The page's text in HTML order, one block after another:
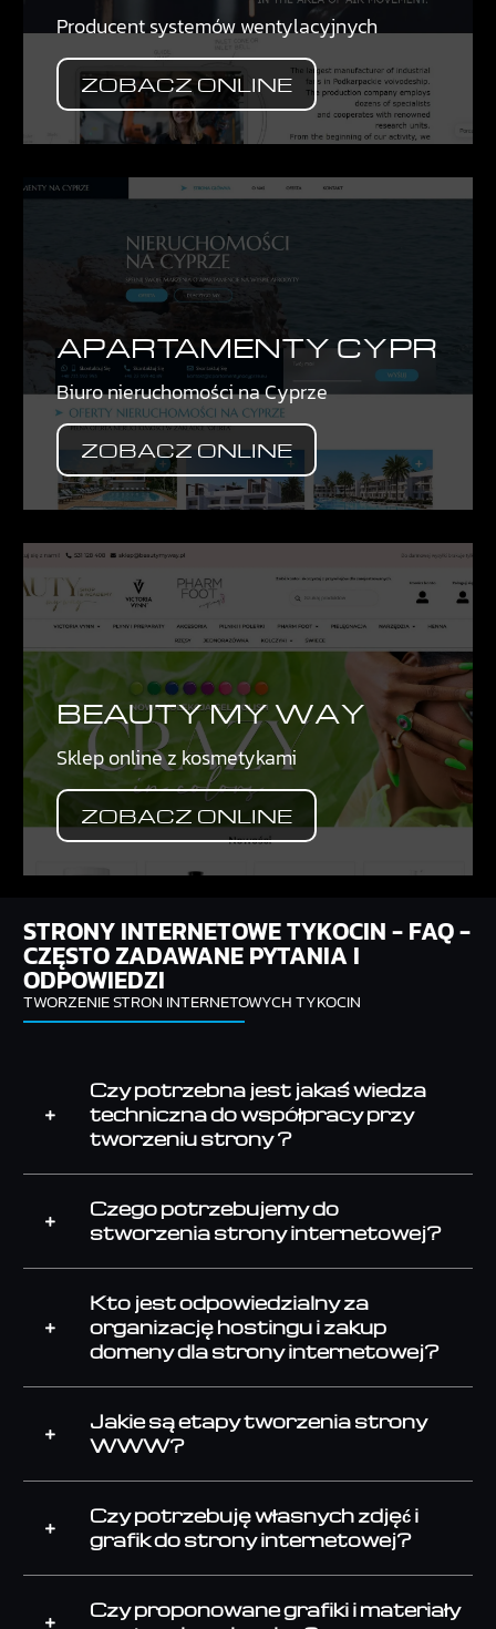
Producent systemów wentylacyjnych
ZOBACZ ONLINE
APARTAMENTY CYPR
Biuro nieruchomości na Cyprze
ZOBACZ ONLINE
BEAUTY MY WAY
Sklep online z kosmetykami
ZOBACZ ONLINE
STRONY INTERNETOWE TYKOCIN - FAQ -
CZĘSTO ZADAWANE PYTANIA I
ODPOWIEDZI
TWORZENIE STRON INTERNETOWYCH TYKOCIN
Czy potrzebna jest jakaś wiedza
techniczna do współpracy przy
tworzeniu strony ?
Czego potrzebujemy do
stworzenia strony internetowej?
Kto jest odpowiedzialny za
organizację hostingu i zakup
domeny dla strony internetowej?
Jakie są etapy tworzenia strony
WWW?
Czy potrzebuję własnych zdjęć i
grafik do strony internetowej?
Czy proponowane grafiki i materiały